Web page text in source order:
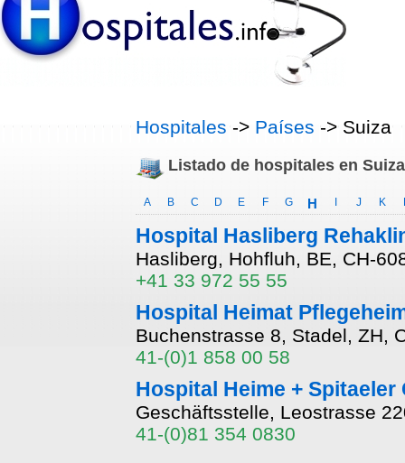
Hospitales -> Países -> Suiza
Listado de hospitales en Suiza
A B C D E F G H J K
Hospital Hasliberg
Hasliberg, Hohfluh, BE, CH-
+41 33 972 55 55
Hospital Heimat
Buchenstrasse 8, Stadel, ZH,
41-(0)1 858 00 58
Hospital Heime + Spitaeler
Geschäftsstelle, Leostrasse
41-(0)81 354 0830